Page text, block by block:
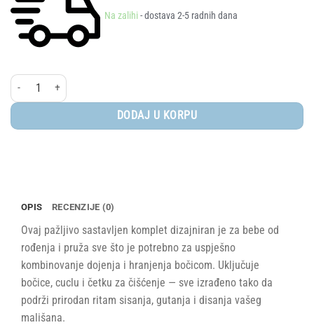
Na zalihi - dostava 2-5 radnih dana
AVENT® Komplet za novorođenče Natural Response količina
DODAJ U KORPU
OPIS RECENZIJE (0)
Ovaj pažljivo sastavljen komplet dizajniran je za bebe od
rođenja i pruža sve što je potrebno za uspješno
kombinovanje dojenja i hranjenja bočicom. Uključuje
bočice, cuclu i četku za čišćenje — sve izrađeno tako da
podrži prirodan ritam sisanja, gutanja i disanja vašeg
mališana.